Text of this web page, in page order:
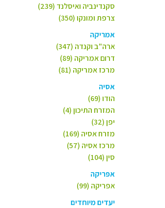
סקנדינביה ואיסלנד (239)
צרפת ומונקו (350)
אמריקה
ארה"ב וקנדה (347)
דרום אמריקה (89)
מרכז אמריקה (81)
אסיה
הודו (69)
המזרח התיכון (4)
יפן (32)
מזרח אסיה (169)
מרכז אסיה (57)
סין (104)
אפריקה
אפריקה (99)
יעדים מיוחדים